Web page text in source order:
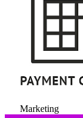
Marketing